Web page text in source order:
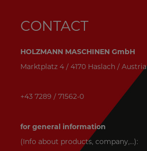
CONTACT
HOLZMANN MASCHINEN GmbH
Marktplatz 4 / 4170 Haslach / Austria
+43 7289 / 71562-0
for general information
(Info about products, company,...):